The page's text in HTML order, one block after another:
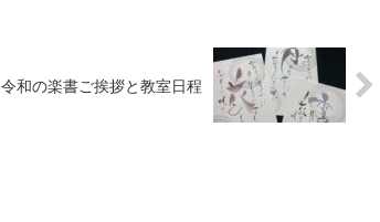
令和の楽書ご挨拶と教室日程